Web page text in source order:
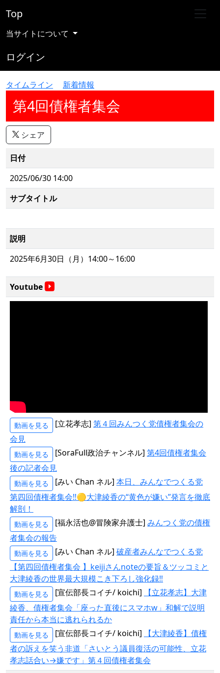
Top
当サイトについて
ログイン
タイムライン 新着情報
第4回債権者集会
シェア
日付
2025/06/30 14:00
サブタイトル
説明
2025年6月30日（月）14:00～16:00
Youtube
動画を見る [立花孝志] 第４回みんつく党債権者集会の
会見
動画を見る [SoraFull政治チャンネル] 第4回債権者集会
後の記者会見
動画を見る [みい Chan ネル] 本日、みんなでつくる党
第四回債権者集会‼🟡大津綾香の“黄色が嫌い”発言を徹底
解剖！
動画を見る [福永活也@冒険家弁護士] みんつく党の債権
者集会の報告
動画を見る [みい Chan ネル] 破産者みんなでつくる党
【第四回債権者集会 】keijiさんnoteの要旨＆ツッコミと
大津綾香の世界最大規模こき下ろし強化録‼
動画を見る [宣伝部長コイチ/ koichi]
【立花孝志】大津
綾香、債権者集会「座った直後にスマホw」和解で説明
責任から本当に逃れられるか
動画を見る [宣伝部長コイチ/ koichi]
【大津綾香】債権
者の訴えを笑う非道「さいとう議員復活の可能性、立花
孝志話合い→嫌です」第４回債権者集会